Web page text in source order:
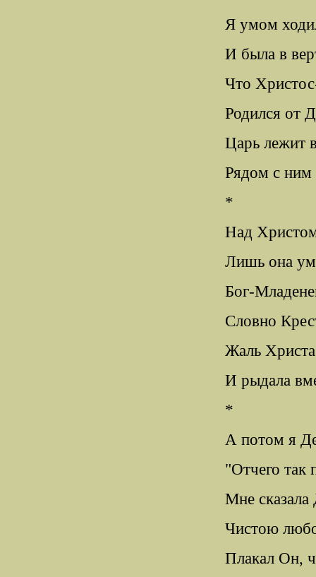
Я умом
И была в
Что
Родился от
Царь лежит
Рядом с ним
*
Над
Лишь она
Бог-
Словно
Жаль
И рыдала
*
А потом я
"Отчего так
Мне
Чистою
Плакал Он,